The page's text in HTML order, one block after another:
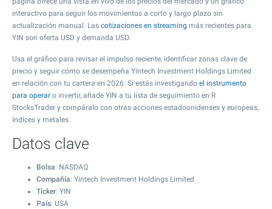
interactivo para seguir los movimientos a corto y largo plazo sin
actualización manual. Las cotizaciones en streaming más recientes para
YIN son oferta USD y demanda USD.
Usa el gráfico para revisar el impulso reciente, identificar zonas clave de
precio y seguir cómo se desempeña Yintech Investment Holdings Limited
en relación con tu cartera en 2026. Si estás investigando el instrumento
para operar o invertir, añade YIN a tu lista de seguimiento en R
StocksTrader y compáralo con otras acciones estadounidenses y europeas,
índices y metales.
Datos clave
Bolsa: NASDAQ
Compañía: Yintech Investment Holdings Limited
Ticker: YIN
País: USA